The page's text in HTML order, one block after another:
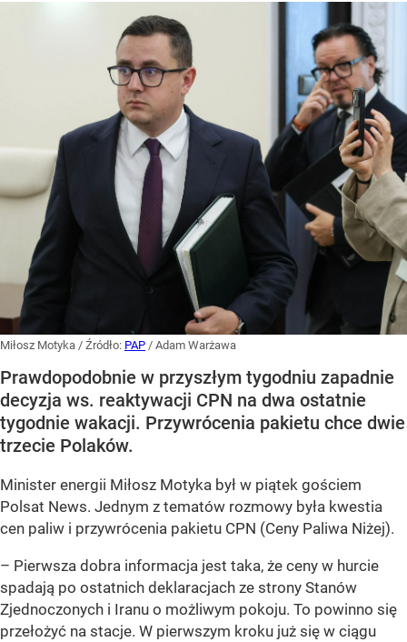
Miłosz Motyka / Źródło: PAP / Adam Warżawa
Prawdopodobnie w przyszłym tygodniu zapadnie
decyzja ws. reaktywacji CPN na dwa ostatnie
tygodnie wakacji. Przywrócenia pakietu chce dwie
trzecie Polaków.
Minister energii Miłosz Motyka był w piątek gościem
Polsat News. Jednym z tematów rozmowy była kwestia
cen paliw i przywrócenia pakietu CPN (Ceny Paliwa Niżej).
– Pierwsza dobra informacja jest taka, że ceny w hurcie
spadają po ostatnich deklaracjach ze strony Stanów
Zjednoczonych i Iranu o możliwym pokoju. To powinno się
przełożyć na stacje. W pierwszym kroku już się w ciągu